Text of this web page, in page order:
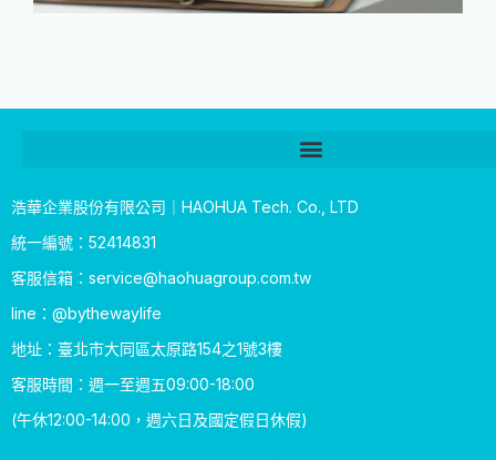
浩華企業股份有限公司｜HAOHUA Tech. Co., LTD
統一編號：52414831
客服信箱： service@haohuagroup.com.tw
line：@bythewaylife
地址：臺北市大同區太原路154之1號3樓
客服時間：週一至週五09:00-18:00
(午休12:00-14:00，週六日及國定假日休假)